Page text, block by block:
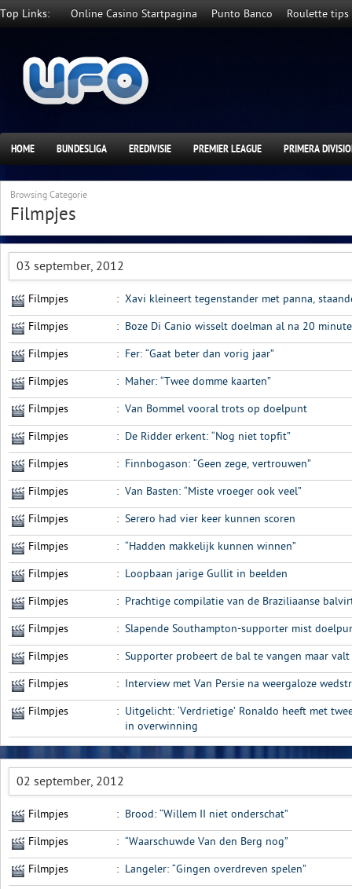
Top Links: Online Casino Startpagina Punto Banco Roulette tips
HOME BUNDESLIGA EREDIVISIE PREMIER LEAGUE PRIMERA
Browsing Categorie
Filmpjes
03 september, 2012
Filmpjes : Xavi kleineert tegenstander met panna,
Filmpjes : Boze Di Canio wisselt doelman al na 20
Filmpjes : Fer: “Gaat beter dan vorig jaar”
Filmpjes : Maher: “Twee domme kaarten”
Filmpjes : Van Bommel vooral trots op doelpunt
Filmpjes : De Ridder erkent: “Nog niet topfit”
Filmpjes : Finnbogason: “Geen zege, vertrouwen”
Filmpjes : Van Basten: “Miste vroeger ook veel”
Filmpjes : Serero had vier keer kunnen scoren
Filmpjes : “Hadden makkelijk kunnen winnen”
Filmpjes : Loopbaan jarige Gullit in beelden
Filmpjes : Prachtige compilatie van de Braziliaanse
Filmpjes : Slapende Southampton-supporter mist
Filmpjes : Supporter probeert de bal te vangen maar
Filmpjes : Interview met Van Persie na weergaloze
Filmpjes : Uitgelicht: ‘Verdrietige’ Ronaldo heeft met
in overwinning
02 september, 2012
Filmpjes : Brood: “Willem II niet onderschat”
Filmpjes : “Waarschuwde Van den Berg nog”
Filmpjes : Langeler: “Gingen overdreven spelen”